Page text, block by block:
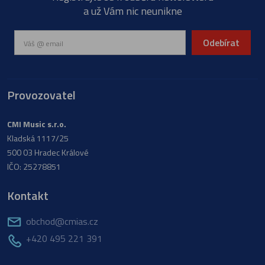
a už Vám nic neunikne
Odebírat
Provozovatel
CMI Music s.r.o.
Kladská 1117/25
500 03 Hradec Králové
IČO: 25278851
Kontakt
obchod@cmias.cz
+420 495 221 391